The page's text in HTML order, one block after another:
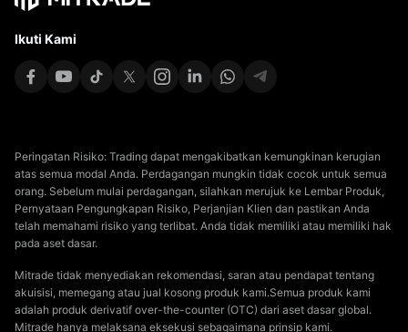
Ikuti Kami
Peringatan Risiko: Trading dapat mengakibatkan kemungkinan kerugian
atas semua modal Anda. Perdagangan mungkin tidak cocok untuk semua
orang. Sebelum mulai perdagangan, silahkan merujuk ke Lembar Produk,
Pernyataan Pengungkapan Risiko, Perjanjian Klien dan pastikan Anda
telah memahami risiko yang terlibat. Anda tidak memiliki atau memiliki hak
pada aset dasar.
Mitrade tidak menyediakan rekomendasi, saran atau pendapat tentang
akuisisi, memegang atau jual kosong produk kami.Semua produk kami
adalah produk derivatif over-the-counter (OTC) dari aset dasar global.
Mitrade hanya melaksana eksekusi sebagaimana prinsip kami.